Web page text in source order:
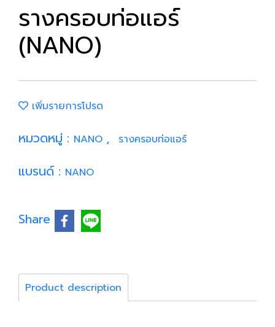
รางครอบท่อแอร์
(NANO)
เพิ่มรายการโปรด
หมวดหมู่ : NANO , รางครอบท่อแอร์
แบรนด์ : NANO
Share
Product description